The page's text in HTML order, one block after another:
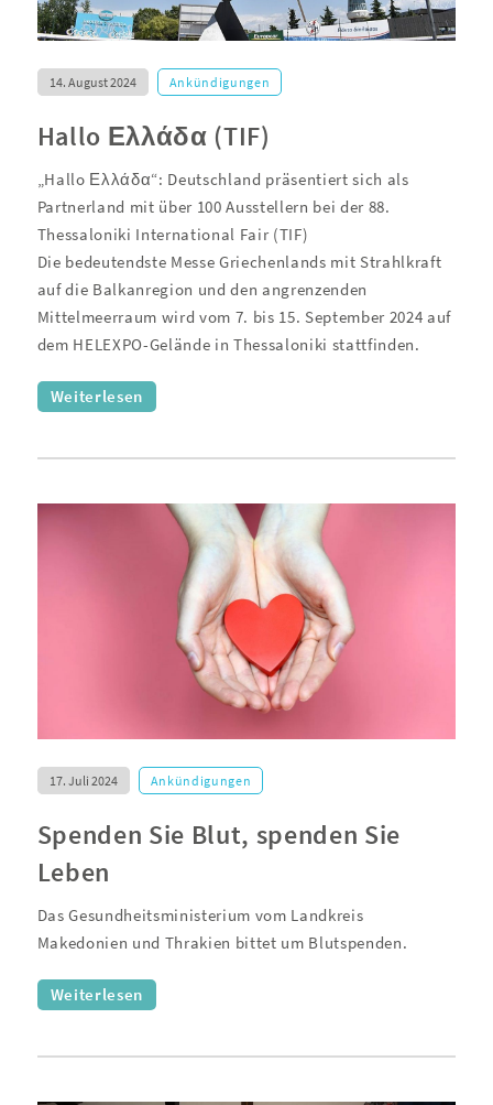
14. August 2024 Ankündigungen
Hallo Ελλάδα (TIF)
„Hallo Ελλάδα“: Deutschland präsentiert sich als
Partnerland mit über 100 Ausstellern bei der 88.
Thessaloniki International Fair (TIF)
Die bedeutendste Messe Griechenlands mit Strahlkraft
auf die Balkanregion und den angrenzenden
Mittelmeerraum wird vom 7. bis 15. September 2024 auf
dem HELEXPO-Gelände in Thessaloniki stattfinden.
Weiterlesen
17. Juli 2024 Ankündigungen
Spenden Sie Blut, spenden Sie
Leben
Das Gesundheitsministerium vom Landkreis
Makedonien und Thrakien bittet um Blutspenden.
Weiterlesen